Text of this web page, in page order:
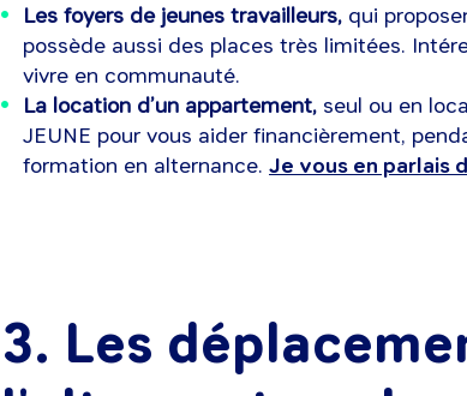
Les foyers de jeunes travailleurs, qui
possède aussi des places très limitées.
vivre en communauté.
La location d’un appartement, seul ou en
JEUNE pour vous aider financièrement,
formation en alternance. Je vous en parlais
3. Les